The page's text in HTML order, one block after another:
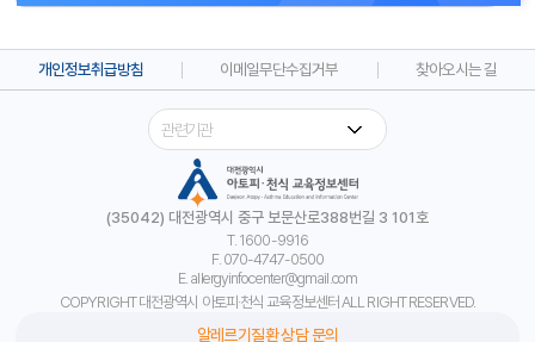
개인정보취급방침 이메일무단수집거부 찾아오시는 길
(35042) 대전광역시 중구 보문산로388번길 3 101호
T. 1600-9916
F. 070-4747-0500
E. allergyinfocenter@gmail.com
COPYRIGHT 대전광역시 아토피·천식 교육정보센터 ALL RIGHT RESERVED.
알레르기질환 상담 문의